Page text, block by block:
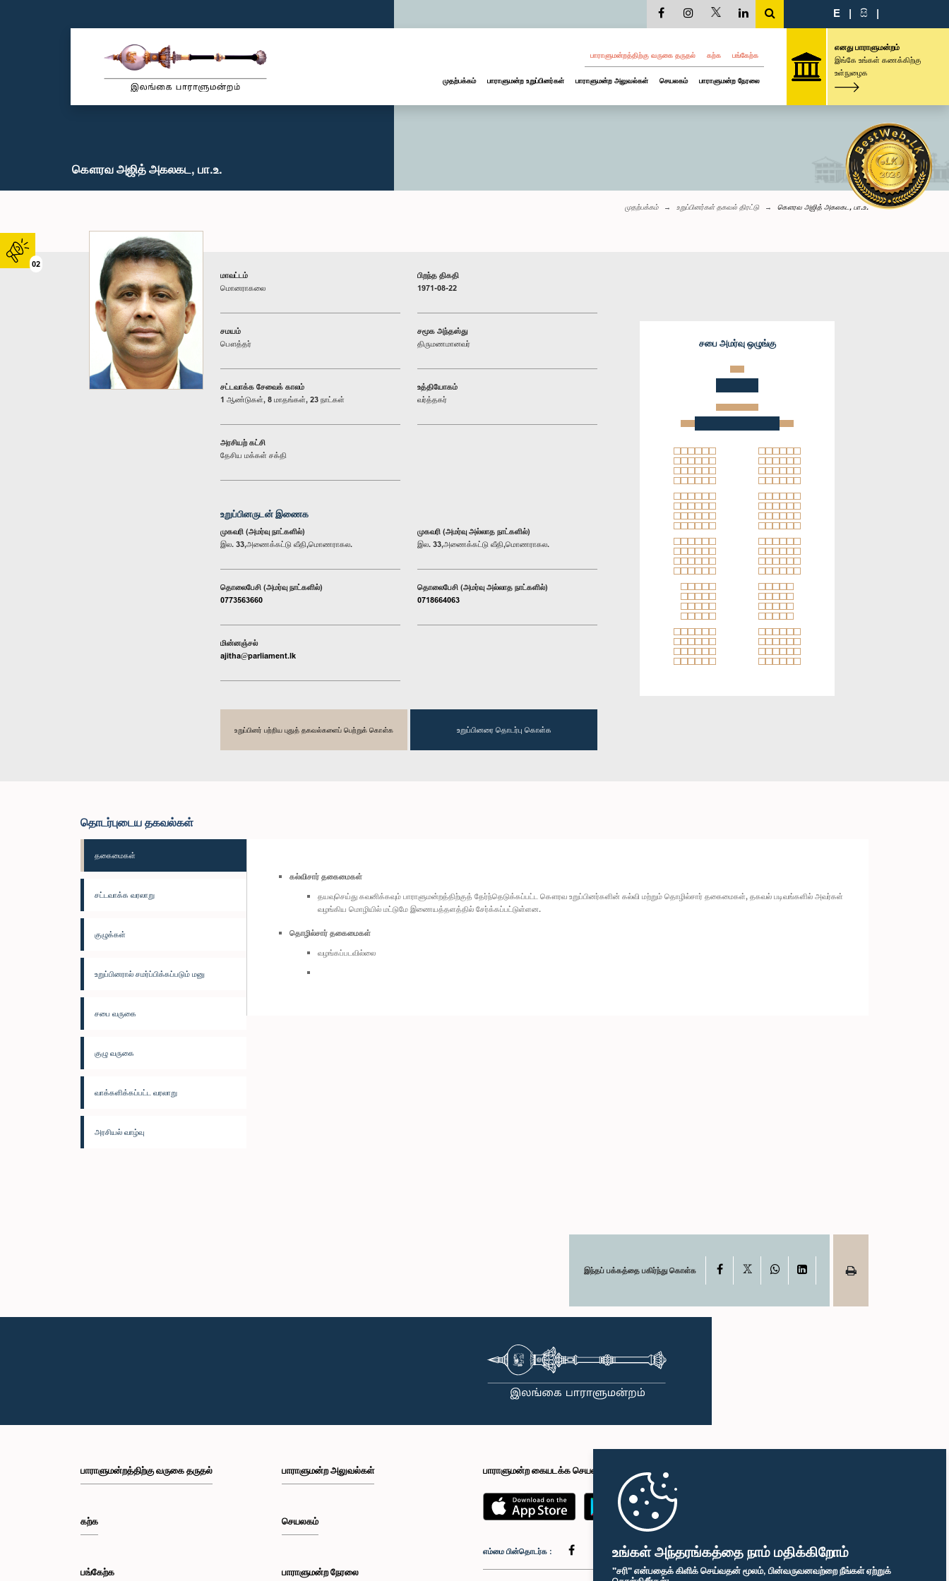
உங்கள் அந்தரங்கத்தை நாம் மதிக்கிறோம்
"சரி" என்பதைக் கிளிக் செய்வதன் மூலம், பின்வருவனவற்றை நீங்கள் ஏற்றுக்
02
E | සි |
பாராளுமன்றத்திற்கு வருகை தருதல் கற்க பங்கேற்க
முதற்பக்கம் பாராளுமன்ற உறுப்பினர்கள் பாராளுமன்ற அலுவல்கள் செயலகம் பாராளுமன்ற நேரலை
எனது பாராளுமன்றம்
இங்கே உங்கள் கணக்கிற்கு
உள்நுழைக
கௌரவ அஜித் அகலகட, பா.உ.
முதற்பக்கம் உறுப்பினர்கள் தகவல் திரட்டு கௌரவ அஜித் அகலகட, பா.உ.
மாவட்டம்
மொனராகலை
பிறந்த திகதி
1971-08-22
சமயம்
பௌத்தர்
சமூக அந்தஸ்து
திருமணமானவர்
சட்டவாக்க சேவைக் காலம்
1 ஆண்டுகள், 8 மாதங்கள், 23 நாட்கள்
உத்தியோகம்
வர்த்தகர்
அரசியற் கட்சி
தேசிய மக்கள் சக்தி
உறுப்பினருடன் இணைக
முகவரி (அமர்வு நாட்களில்)
இல. 33,அணைக்கட்டு வீதி,மொணராகல.
முகவரி (அமர்வு அல்லாத நாட்களில்)
இல. 33,அணைக்கட்டு வீதி,மொணராகல.
தொலைபேசி (அமர்வு நாட்களில்)
0773563660
தொலைபேசி (அமர்வு அல்லாத நாட்களில்)
0718664063
மின்னஞ்சல்
ajitha@parliament.lk
உறுப்பினர் பற்றிய புதுத் தகவல்களைப் பெற்றுக் கொள்க உறுப்பினரை தொடர்பு கொள்க
சபை அமர்வு ஒழுங்கு
தொடர்புடைய தகவல்கள்
தகைமைகள்
சட்டவாக்க வரலாறு
குழுக்கள்
உறுப்பினரால் சமர்ப்பிக்கப்படும் மனு
சபை வருகை
குழு வருகை
வாக்களிக்கப்பட்ட வரலாறு
அரசியல் வாழ்வு
கல்விசார் தகைமைகள்
தயவுசெய்து கவனிக்கவும் பாராளுமன்றத்திற்குத் தேர்ந்தெடுக்கப்பட்ட கௌரவ உறுப்பினர்களின் கல்வி மற்றும் தொழில்சார் தகைமைகள், தகவல் படிவங்களில் அவர்கள்
வழங்கிய மொழியில் மட்டுமே இணையத்தளத்தில் சேர்க்கப்பட்டுள்ளன.
தொழில்சார் தகைமைகள்
வழங்கப்படவில்லை
இந்தப் பக்கத்தை பகிர்ந்து கொள்க Facebook WhatsAppLinkedIn
பாராளுமன்றத்திற்கு வருகை தருதல்
கற்க
பங்கேற்க
பாராளுமன்ற அலுவல்கள்
செயலகம்
பாராளுமன்ற நேரலை
பாராளுமன்ற கையடக்க செயலி
எம்மை பின்தொடர்க :